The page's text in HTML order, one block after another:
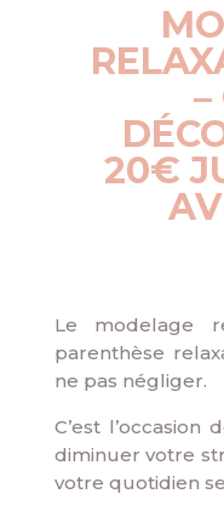
–
20€
Le modelage
parenthèse
ne pas négliger.
C’est l’occasion
diminuer votre
votre quotidien